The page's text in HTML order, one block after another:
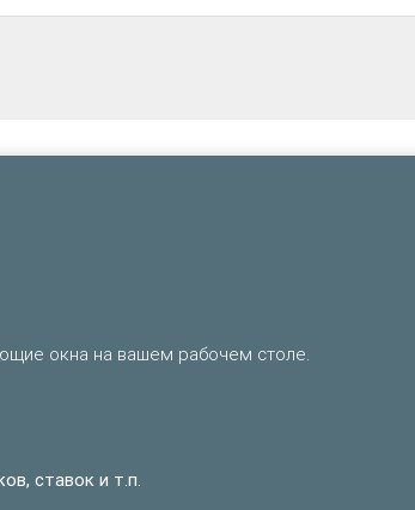
окна на вашем рабочем столе.
ставок и т.п.